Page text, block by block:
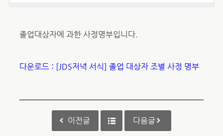
졸업대상자에 과한 사정명부입니다.
다운로드 : [JDS저녁 서식] 졸업 대상자 조별 사정 명부
이전글 다음글